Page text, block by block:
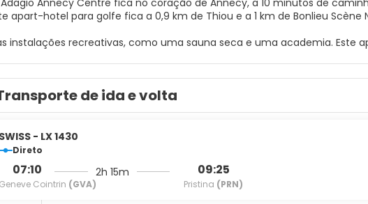
Annecy Centre fica no coração de Annecy, a 10 minutos de
Este apart-hotel para golfe fica a 0,9 km de Thiou e a 1 km de Bonlieu
instalações recreativas, como uma sauna seca e uma academia. Este
casa em um de nossos 104 quartos com ar-condicionado que
oferece Wi-Fi de cortesia para navegar na web e TVs de tela plana para
Além disso, o serviço de arrumação nos quartos é fornecido mediante
manhã (buffet) é servido durante a semana, entre 7h e 10h, e nos fins
presentes incluem serviço de lavanderia e lavagem a seco, balcão
sem manobrista (sujeito a cobrança) está disponível no local.
de ida e volta
SWISS - LX 1430
Direto
07:10
Geneve Cointrin (GVA)
2h 15m 09:25
Pristina (PRN)